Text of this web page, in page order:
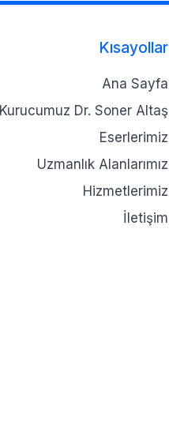
Kısayollar
Ana Sayfa
Kurucumuz Dr. Soner Altaş
Eserlerimiz
Uzmanlık Alanlarımız
Hizmetlerimiz
İletişim